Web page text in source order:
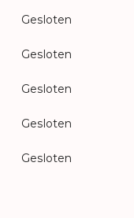
Gesloten
Gesloten
Gesloten
Gesloten
Gesloten